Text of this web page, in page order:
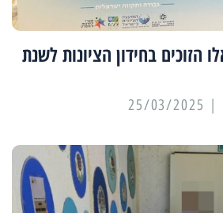
הזוכים בחידון הציונות לשנת